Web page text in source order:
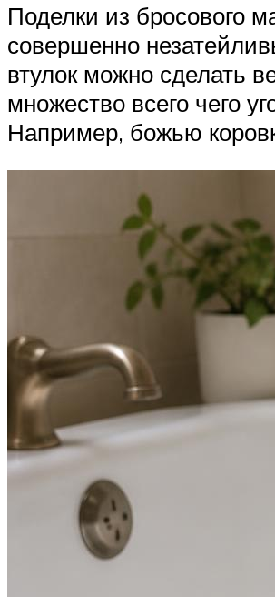
Поделки из бросового
совершенно
втулок можно сделать
множество всего чего
Например, божью